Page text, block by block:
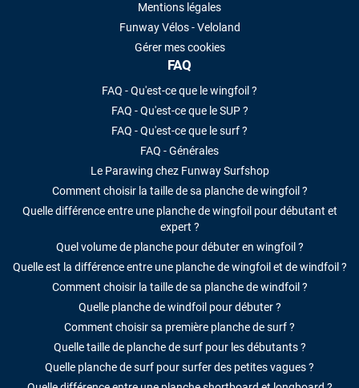
Mentions légales
Funway Vélos - Veloland
Gérer mes cookies
FAQ
FAQ - Qu'est-ce que le wingfoil ?
FAQ - Qu'est-ce que le SUP ?
FAQ - Qu'est-ce que le surf ?
FAQ - Générales
Le Parawing chez Funway Surfshop
Comment choisir la taille de sa planche de wingfoil ?
Quelle différence entre une planche de wingfoil pour débutant et
expert ?
Quel volume de planche pour débuter en wingfoil ?
Quelle est la différence entre une planche de wingfoil et de windfoil ?
Comment choisir la taille de sa planche de windfoil ?
Quelle planche de windfoil pour débuter ?
Comment choisir sa première planche de surf ?
Quelle taille de planche de surf pour les débutants ?
Quelle planche de surf pour surfer des petites vagues ?